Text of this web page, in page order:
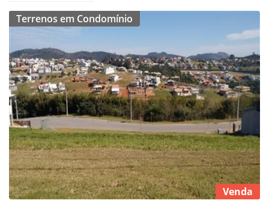
Terrenos em Condomínio
Venda